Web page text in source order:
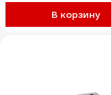
В корзину